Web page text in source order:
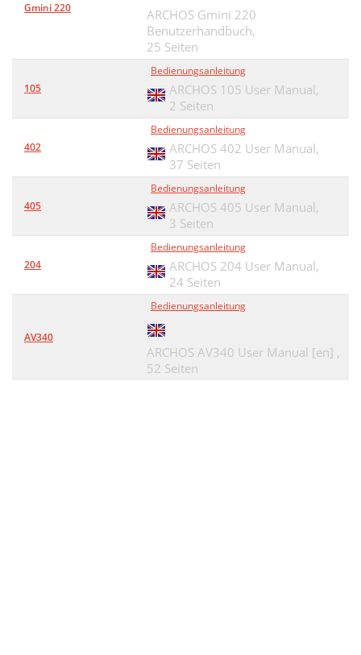
Gmini 220
ARCHOS Gmini 220
Benutzerhandbuch,
25 Seiten
105
Bedienungsanleitung
ARCHOS 105 User Manual,
2 Seiten
402
Bedienungsanleitung
ARCHOS 402 User Manual,
37 Seiten
405
Bedienungsanleitung
ARCHOS 405 User Manual,
3 Seiten
204
Bedienungsanleitung
ARCHOS 204 User Manual,
24 Seiten
AV340
Bedienungsanleitung
ARCHOS AV340 User Manual [en] ,
52 Seiten